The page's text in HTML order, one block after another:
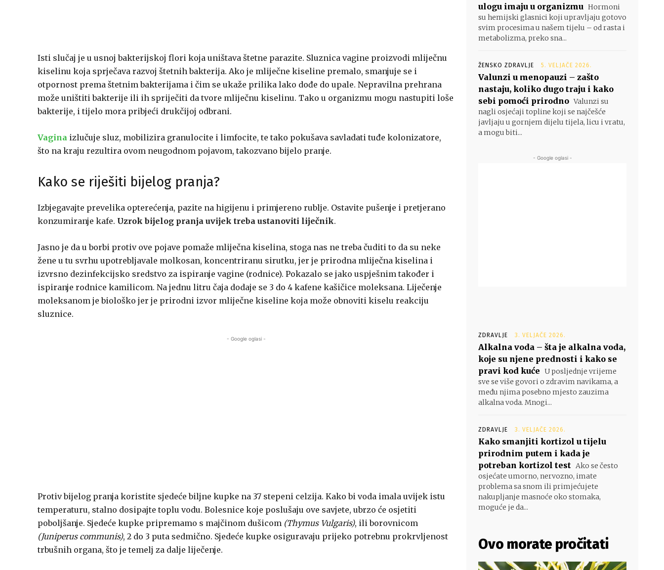
Isti slučaj je u usnoj bakterijskoj flori koja uništava štetne parazite. Sluznica vagine proizvodi mliječnu
kiselinu koja sprječava razvoj štetnih bakterija. Ako je mliječne kiseline premalo, smanjuje se i
otpornost prema štetnim bakterijama i čim se ukaže prilika lako dođe do upale. Nepravilna prehrana
može uništiti bakterije ili ih spriječiti da tvore mliječnu kiselinu. Tako u organizmu mogu nastupiti loše
bakterije, i tijelo mora pribjeći drukčijoj odbrani.
Vagina izlučuje sluz, mobilizira granulocite i limfocite, te tako pokušava savladati tuđe kolonizatore,
što na kraju rezultira ovom neugodnom pojavom, takozvano bijelo pranje.
Kako se riješiti bijelog pranja?
Izbjegavajte prevelika opterećenja, pazite na higijenu i primjereno rublje. Ostavite pušenje i pretjerano
konzumiranje kafe. Uzrok bijelog pranja uvijek treba ustanoviti liječnik.
Jasno je da u borbi protiv ove pojave pomaže mliječna kiselina, stoga nas ne treba čuditi to da su neke
žene u tu svrhu upotrebljavale molkosan, koncentriranu sirutku, jer je prirodna mliječna kiselina i
izvrsno dezinfekcijsko sredstvo za ispiranje vagine (rodnice). Pokazalo se jako uspješnim također i
ispiranje rodnice kamilicom. Na jednu litru čaja dodaje se 3 do 4 kafene kašičice moleksana. Liječenje
moleksanom je biološko jer je prirodni izvor mliječne kiseline koja može obnoviti kiselu reakciju
sluznice.
- Google oglasi -
Protiv bijelog pranja koristite sjedeće biljne kupke na 37 stepeni celzija. Kako bi voda imala uvijek istu
temperaturu, stalno dosipajte toplu vodu. Bolesnice koje poslušaju ove savjete, ubrzo će osjetiti
poboljšanje. Sjedeće kupke pripremamo s majčinom dušicom (Thymus Vulgaris), ili borovnicom
(Juniperus communis), 2 do 3 puta sedmično. Sjedeće kupke osiguravaju prijeko potrebnu prokrvljenost
trbušnih organa, što je temelj za dalje liječenje.
ulogu imaju u organizmu Hormoni
su hemijski glasnici koji upravljaju gotovo
svim procesima u našem tijelu – od rasta i
metabolizma, preko sna...
ŽENSKO ZDRAVLJE 5. VELJAČE 2026.
Valunzi u menopauzi – zašto
nastaju, koliko dugo traju i kako
sebi pomoći prirodno Valunzi su
nagli osjećaji topline koji se najčešće
javljaju u gornjem dijelu tijela, licu i vratu,
a mogu biti...
- Google oglasi -
ZDRAVLJE 3. VELJAČE 2026.
Alkalna voda – šta je alkalna voda,
koje su njene prednosti i kako se
pravi kod kuće U posljednje vrijeme
sve se više govori o zdravim navikama, a
među njima posebno mjesto zauzima
alkalna voda. Mnogi...
ZDRAVLJE 3. VELJAČE 2026.
Kako smanjiti kortizol u tijelu
prirodnim putem i kada je
potreban kortizol test Ako se često
osjećate umorno, nervozno, imate
problema sa snom ili primjećujete
nakupljanje masnoće oko stomaka,
moguće je da...
Ovo morate pročitati